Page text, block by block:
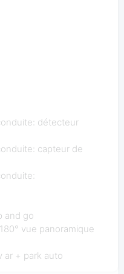
détecteur
capteur de
and go
vue panoramique
ar + park auto